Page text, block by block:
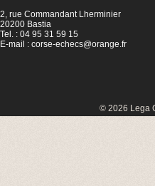
2, rue Commandant Lherminier
20200 Bastia
Tel. : 04 95 31 59 15
E-mail :corse-echecs@orange.fr
© 2026 Lega